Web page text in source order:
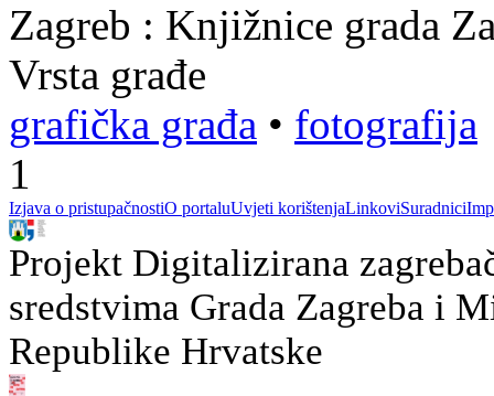
Zagreb : Knjižnice grada
Vrsta građe
grafička građa • fotografija
1
Izjava o pristupačnostiO portaluUvjeti korištenjaLinkoviSuradnici
Projekt Digitalizirana
sredstvima Grada Zagreba i
Republike Hrvatske